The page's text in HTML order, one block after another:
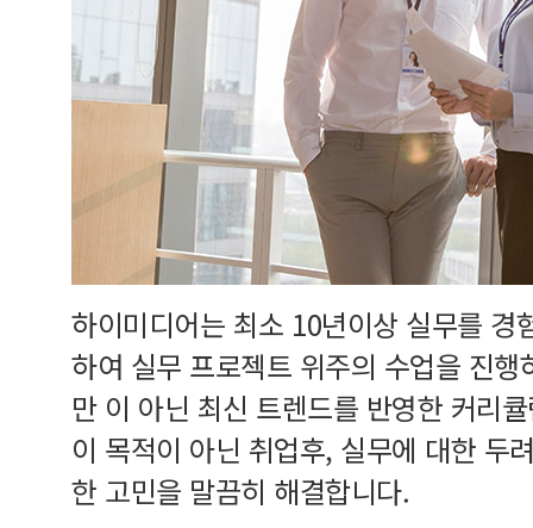
하이미디어는 최소 10년이상 실무를 경
하여 실무 프로젝트 위주의 수업을 진
만 이 아닌 최신 트렌드를 반영한 커리
이 목적이 아닌 취업후, 실무에 대한 두
한 고민을 말끔히 해결합니다.